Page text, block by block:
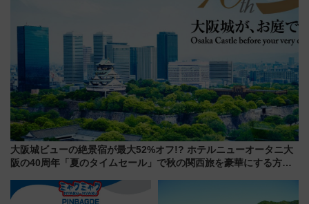
大阪城ビューの絶景宿が最大52%オフ!? ホテルニューオータニ大
阪の40周年「夏のタイムセール」で秋の関西旅を豪華にする方法